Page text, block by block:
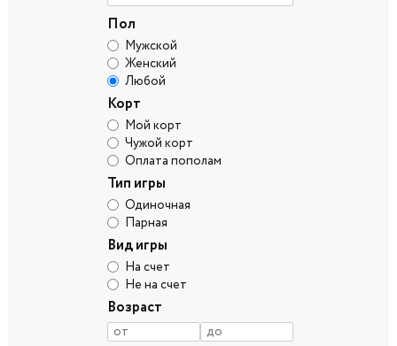
Пол
Мужской
Женский
Любой
Корт
Мой корт
Чужой корт
Оплата пополам
Тип игры
Одиночная
Парная
Вид игры
На счет
Не на счет
Возраст